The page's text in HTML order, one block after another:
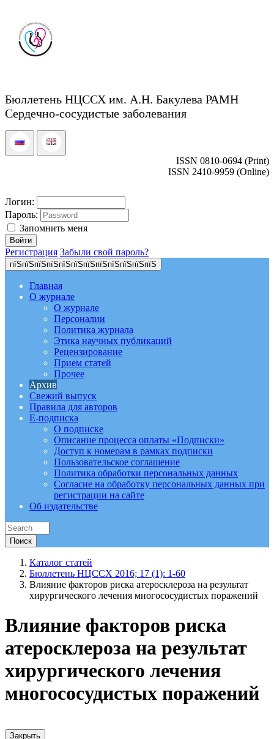
Бюллетень НЦССХ им. А.Н. Бакулева РАМН
Сердечно-сосудистые заболевания
ISSN 0810-0694 (Print)
ISSN 2410-9959 (Online)
Логин:
Пароль:
Запомнить меня
Регистрация Забыли свой пароль?
пїЅпїЅпїЅпїЅпїЅпїЅпїЅпїЅпїЅпїЅпїЅпїЅ
Главная
О журнале
О журнале
Персоналии
Политика журнала
Этика научных публикаций
Рецензирование
Прием статей
Прочее
Архив
Свежий выпуск
Правила для авторов
E-подписка
О подписке
Описание процесса оплаты «Подписки»
Доступ к номерам в рамках подписки
Пользовательское соглашение
Политика обработки персональных данных
Согласие на обработку персональных данных при
регистрации на сайте
Об издательстве
Каталог статей
Бюллетень НЦССХ 2016; 17 (1): 1-60
Влияние факторов риска атеросклероза на результат
хирургического лечения многососудистых поражений
Влияние факторов риска
атеросклероза на результат
хирургического лечения
многососудистых поражений
Закрыть